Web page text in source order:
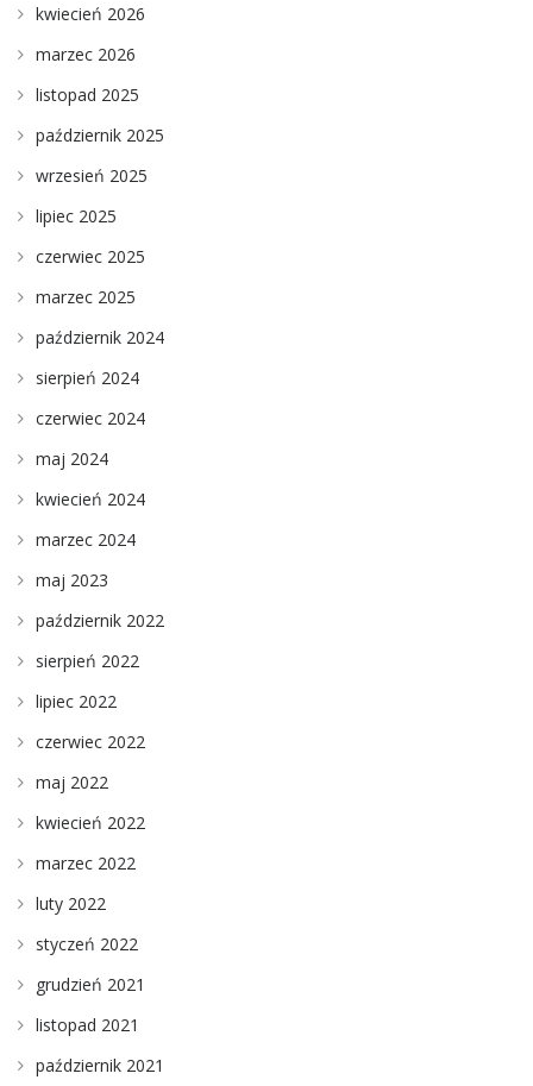
kwiecień 2026
marzec 2026
listopad 2025
październik 2025
wrzesień 2025
lipiec 2025
czerwiec 2025
marzec 2025
październik 2024
sierpień 2024
czerwiec 2024
maj 2024
kwiecień 2024
marzec 2024
maj 2023
październik 2022
sierpień 2022
lipiec 2022
czerwiec 2022
maj 2022
kwiecień 2022
marzec 2022
luty 2022
styczeń 2022
grudzień 2021
listopad 2021
październik 2021